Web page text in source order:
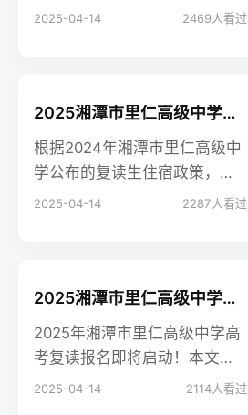
凭借严格的师资管理、科学的
2025-04-14 2469人看过
2025湘潭市里仁高级中学高考复读住宿费是多少？
根据2024年湘潭市里仁高级中
学公布的复读生住宿政策，普
通宿舍每学期费用为2000元，
2025-04-14 2287 人看过
2025湘潭市里仁高级中学高考复读报名时间及流程
2025年湘潭市里仁高级中学高
考复读报名即将启动！本文结
合往年时间线整理了最新报名
2025-04-14 2114人看过